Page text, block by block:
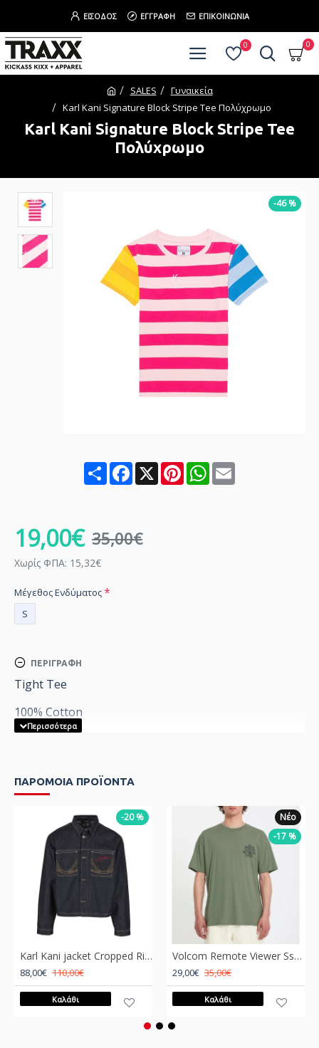
ΕΊΣΟΔΟΣ ΕΓΓΡΑΦΉ ΕΠΙΚΟΙΝΩΝΊΑ
0 0
SALES
Γυναικεία
Karl Kani Signature Block Stripe Tee Πολύχρωμο
Karl Kani Signature Block Stripe Tee
Πολύχρωμο
-46 %
ShareFacebook
X PinterestWhatsApp
Email
ΠΕΡΙΓΡΑΦΉ
Tight Tee
100% Cotton
19,00€ 35,00€
Χωρίς ΦΠΑ: 15,32€
Μέγεθος Ενδύματος
S
ΠΑΡΟΜΟΙΑ ΠΡΟΪΟΝΤΑ
-20 %
Karl Kani jacket Cropped Rinsed Denim Jacket
88,00€ 110,00€
Καλάθι
Νέο
-17 %
Volcom Remote Viewer Sst Tshirt Πράσινο
29,00€ 35,00€
Καλάθι